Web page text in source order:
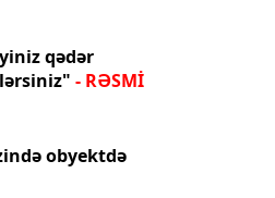
qədər
- RƏSMİ
obyektdə